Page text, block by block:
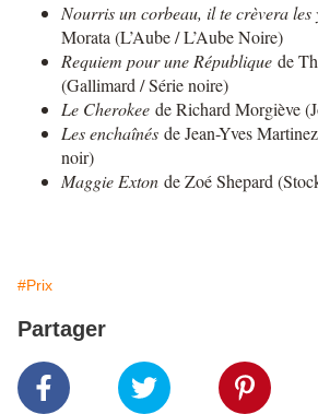
Nourris un corbeau, il te crèvera les
Morata (L’Aube / L’Aube Noire)
Requiem pour une République de
(Gallimard / Série noire)
Le Cherokee de Richard Morgiève
Les enchaînés de Jean-Yves
noir)
Maggie Exton de Zoé Shepard
#Prix
Partager